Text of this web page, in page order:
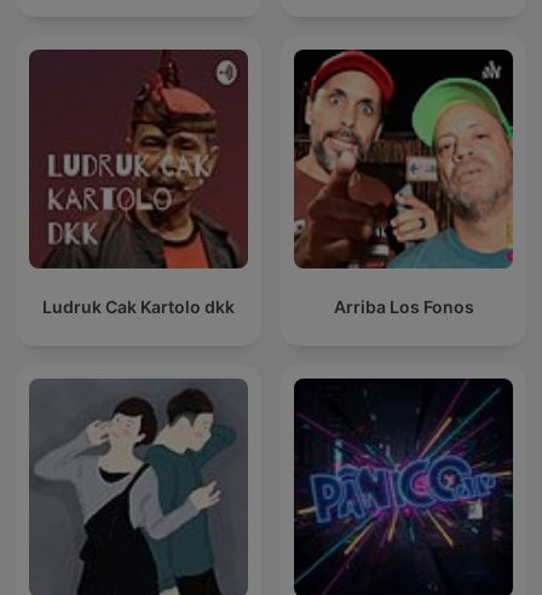
Ludruk Cak Kartolo dkk Arriba Los Fonos